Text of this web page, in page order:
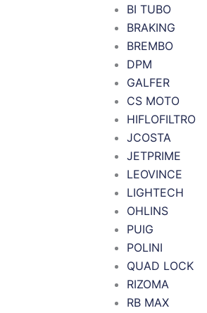
BI TUBO
BRAKING
BREMBO
DPM
GALFER
CS MOTO
HIFLOFILTRO
JCOSTA
JETPRIME
LEOVINCE
LIGHTECH
OHLINS
PUIG
POLINI
QUAD LOCK
RIZOMA
RB MAX